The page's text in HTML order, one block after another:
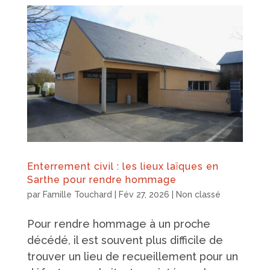
Enterrement civil : les lieux laïques en
Sarthe pour rendre hommage
par Famille Touchard Fév 27, 2026 Non classé
Pour rendre hommage à un proche
décédé, il est souvent plus difficile de
trouver un lieu de recueillement pour un